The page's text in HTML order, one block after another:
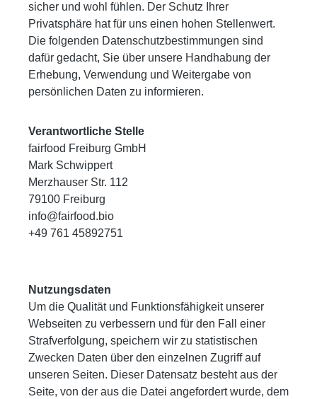
sicher und wohl fühlen. Der Schutz Ihrer
Privatsphäre hat für uns einen hohen Stellenwert.
Die folgenden Datenschutzbestimmungen sind
dafür gedacht, Sie über unsere Handhabung der
Erhebung, Verwendung und Weitergabe von
persönlichen Daten zu informieren.
Verantwortliche Stelle
fairfood Freiburg GmbH
Mark Schwippert
Merzhauser Str. 112
79100 Freiburg
info@fairfood.bio
+49 761 45892751
Nutzungsdaten
Um die Qualität und Funktionsfähigkeit unserer
Webseiten zu verbessern und für den Fall einer
Strafverfolgung, speichern wir zu statistischen
Zwecken Daten über den einzelnen Zugriff auf
unseren Seiten. Dieser Datensatz besteht aus der
Seite, von der aus die Datei angefordert wurde, dem